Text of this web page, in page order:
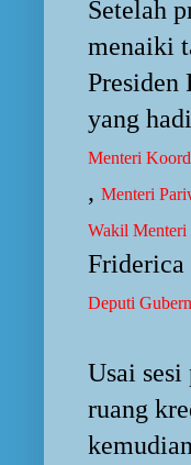
Setelah
menaiki
Presiden
yang
Menteri
, Menteri
Wakil
Friderica
Deputi
Usai sesi
ruang